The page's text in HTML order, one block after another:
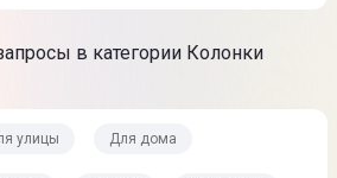
в категории Колонки
улицы Для дома